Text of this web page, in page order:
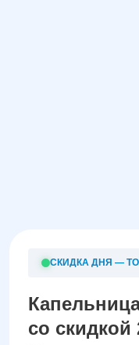
СКИДКА ДНЯ —
со скидкой